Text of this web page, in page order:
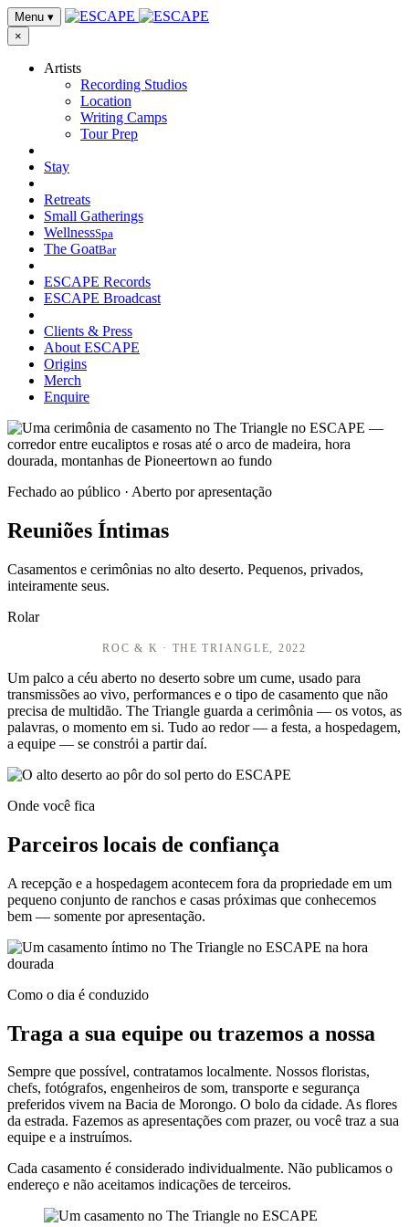
Menu ▾
×
Artists
Recording Studios
Location
Writing Camps
Tour Prep
Stay
Retreats
Small Gatherings
WellnessSpa
The GoatBar
ESCAPE Records
ESCAPE Broadcast
Clients & Press
About ESCAPE
Origins
Merch
Enquire
Fechado ao público · Aberto por apresentação
Reuniões Íntimas
Casamentos e cerimônias no alto deserto. Pequenos, privados,
inteiramente seus.
Rolar
ROC & K · THE TRIANGLE, 2022
Um palco a céu aberto no deserto sobre um cume, usado para
transmissões ao vivo, performances e o tipo de casamento que não
precisa de multidão. The Triangle guarda a cerimônia — os votos, as
palavras, o momento em si. Tudo ao redor — a festa, a hospedagem,
a equipe — se constrói a partir daí.
Onde você fica
Parceiros locais de confiança
A recepção e a hospedagem acontecem fora da propriedade em um
pequeno conjunto de ranchos e casas próximas que conhecemos
bem — somente por apresentação.
Como o dia é conduzido
Traga a sua equipe ou trazemos a nossa
Sempre que possível, contratamos localmente. Nossos floristas,
chefs, fotógrafos, engenheiros de som, transporte e segurança
preferidos vivem na Bacia de Morongo. O bolo da cidade. As flores
da estrada. Fazemos as apresentações com prazer, ou você traz a sua
equipe e a instruímos.
Cada casamento é considerado individualmente. Não publicamos o
endereço e não aceitamos indicações de terceiros.